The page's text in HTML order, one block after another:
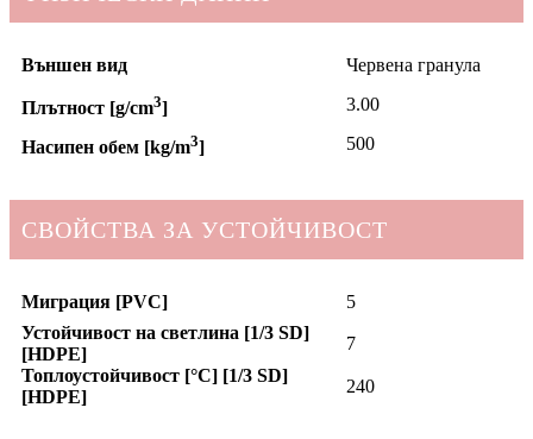
Външен вид Червена гранула
Плътност [g/cm3] 3.00
Насипен обем [kg/m3] 500
СВОЙСТВА ЗА УСТОЙЧИВОСТ
Миграция [PVC]
5
Устойчивост на светлина [1/3 SD]
[HDPE]
7
Топлоустойчивост [°C] [1/3 SD]
[HDPE]
240